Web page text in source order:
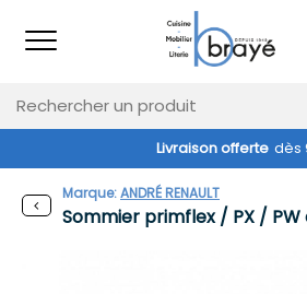
Livraison offerte dès
Sommier primflex / PX /
Marque:ANDRÉ RENAULT